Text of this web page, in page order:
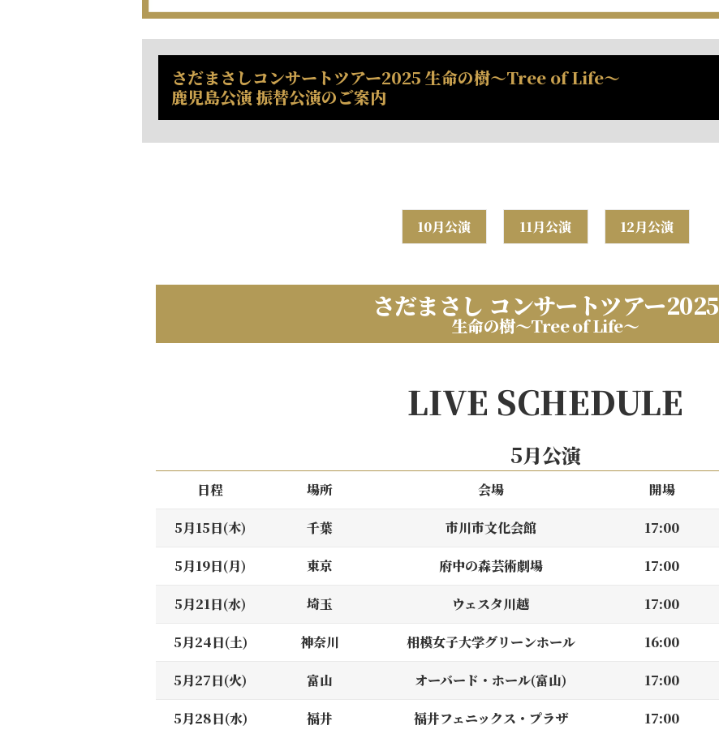
さだまさしコンサートツアー2025 生命の樹～Tree of Life～
鹿児島公演 振替公演のご案内
10月公演 11月公演 12月公演
さだまさし コンサートツアー2025
生命の樹～Tree of Life〜
LIVE SCHEDULE
5月公演
日程 場所 会場 開場
5月15日(木) 千葉 市川市文化会館 17:00
5月19日(月) 東京 府中の森芸術劇場 17:00
5月21日(水) 埼玉 ウェスタ川越 17:00
5月24日(土) 神奈川 相模女子大学グリーンホール 16:00
5月27日(火) 富山 オーバード・ホール(富山) 17:00
5月28日(水) 福井 福井フェニックス・プラザ 17:00